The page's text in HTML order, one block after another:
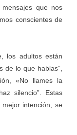
que nos
conscientes de
los adultos están
de lo que hablas”,
«No llames la
silencio”. Estas
intención, se